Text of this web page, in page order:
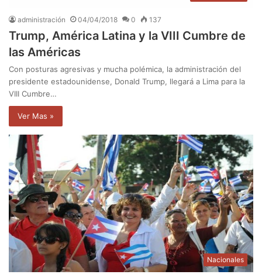
administración 04/04/2018 0 137
Trump, América Latina y la VIII Cumbre de
las Américas
Con posturas agresivas y mucha polémica, la administración del
presidente estadounidense, Donald Trump, llegará a Lima para la
VIII Cumbre…
Ver Mas »
Nacionales